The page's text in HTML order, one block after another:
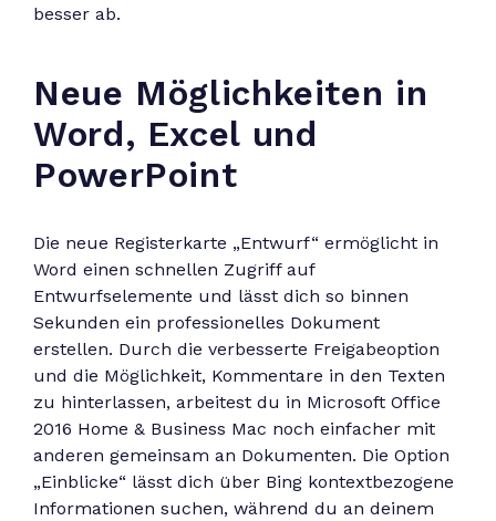
besser ab.
Neue Möglichkeiten in
Word, Excel und
PowerPoint
Die neue Registerkarte „Entwurf“ ermöglicht in
Word einen schnellen Zugriff auf
Entwurfselemente und lässt dich so binnen
Sekunden ein professionelles Dokument
erstellen. Durch die verbesserte Freigabeoption
und die Möglichkeit, Kommentare in den Texten
zu hinterlassen, arbeitest du in Microsoft Office
2016 Home & Business Mac noch einfacher mit
anderen gemeinsam an Dokumenten. Die Option
„Einblicke“ lässt dich über Bing kontextbezogene
Informationen suchen, während du an deinem